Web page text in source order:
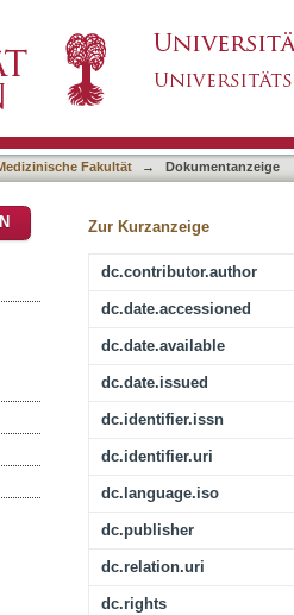
Fakultät → Dokumentanzeige
Zur Kurzanzeige
dc.contributor.author
dc.date.accessioned
dc.date.available
dc.date.issued
dc.identifier.issn
dc.identifier.uri
dc.language.iso
dc.publisher
dc.relation.uri
dc.rights